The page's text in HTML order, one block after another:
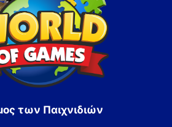
των Παιχνιδιών